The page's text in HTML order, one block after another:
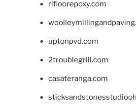
rifloorepoxy.com
uptonpvd.com
2troublegrill.com
casateranga.com